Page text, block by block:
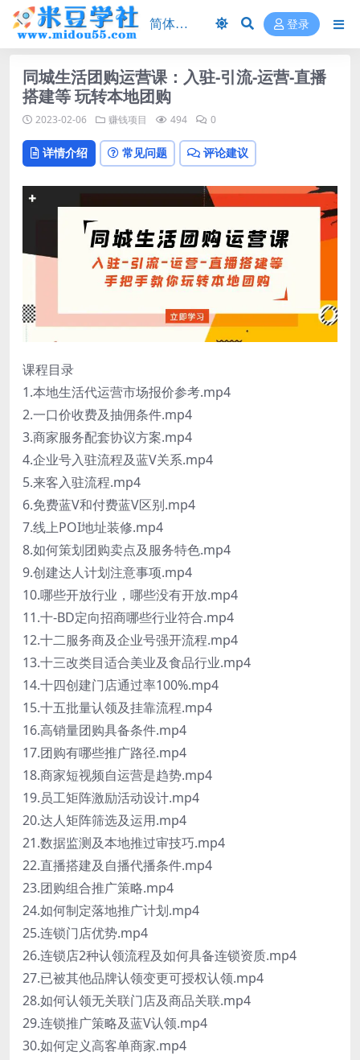
登录
同城生活团购运营课：入驻-引流-运营-直播
搭建等 玩转本地团购
2023-02-06 赚钱项目 494 0
详情介绍 常见问题 评论建议
课程目录
1.本地生活代运营市场报价参考.mp4
2.一口价收费及抽佣条件.mp4
3.商家服务配套协议方案.mp4
4.企业号入驻流程及蓝V关系.mp4
5.来客入驻流程.mp4
6.免费蓝V和付费蓝V区别.mp4
7.线上POI地址装修.mp4
8.如何策划团购卖点及服务特色.mp4
9.创建达人计划注意事项.mp4
10.哪些开放行业，哪些没有开放.mp4
11.十-BD定向招商哪些行业符合.mp4
12.十二服务商及企业号强开流程.mp4
13.十三改类目适合美业及食品行业.mp4
14.十四创建门店通过率100%.mp4
15.十五批量认领及挂靠流程.mp4
16.高销量团购具备条件.mp4
17.团购有哪些推广路径.mp4
18.商家短视频自运营是趋势.mp4
19.员工矩阵激励活动设计.mp4
20.达人矩阵筛选及运用.mp4
21.数据监测及本地推过审技巧.mp4
22.直播搭建及自播代播条件.mp4
23.团购组合推广策略.mp4
24.如何制定落地推广计划.mp4
25.连锁门店优势.mp4
26.连锁店2种认领流程及如何具备连锁资质.mp4
27.已被其他品牌认领变更可授权认领.mp4
28.如何认领无关联门店及商品关联.mp4
29.连锁推广策略及蓝V认领.mp4
30.如何定义高客单商家.mp4